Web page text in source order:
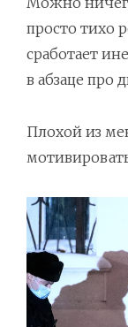
просто тихо
сработает
в абзаце про
Плохой из